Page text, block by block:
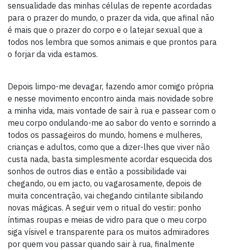
sensualidade das minhas células de repente acordadas
para o prazer do mundo, o prazer da vida, que afinal não
é mais que o prazer do corpo e o latejar sexual que a
todos nos lembra que somos animais e que prontos para
o forjar da vida estamos.
Depois limpo-me devagar, fazendo amor comigo própria
e nesse movimento encontro ainda mais novidade sobre
a minha vida, mais vontade de sair à rua e passear com o
meu corpo ondulando-me ao sabor do vento e sorrindo a
todos os passageiros do mundo, homens e mulheres,
crianças e adultos, como que a dizer-lhes que viver não
custa nada, basta simplesmente acordar esquecida dos
sonhos de outros dias e então a possibilidade vai
chegando, ou em jacto, ou vagarosamente, depois de
muita concentração, vai chegando cintilante sibilando
novas mágicas. A seguir vem o ritual do vestir: ponho
íntimas roupas e meias de vidro para que o meu corpo
siga vísivel e transparente para os muitos admiradores
por quem vou passar quando sair à rua, finalmente